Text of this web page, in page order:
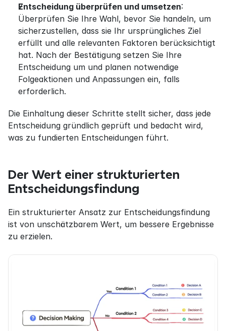
Entscheidung überprüfen und umsetzen:
Überprüfen Sie Ihre Wahl, bevor Sie handeln, um
sicherzustellen, dass sie Ihr ursprüngliches Ziel
erfüllt und alle relevanten Faktoren berücksichtigt
hat. Nach der Bestätigung setzen Sie Ihre
Entscheidung um und planen notwendige
Folgeaktionen und Anpassungen ein, falls
erforderlich.
Die Einhaltung dieser Schritte stellt sicher, dass jede
Entscheidung gründlich geprüft und bedacht wird,
was zu fundierten Entscheidungen führt.
Der Wert einer strukturierten
Entscheidungsfindung
Ein strukturierter Ansatz zur Entscheidungsfindung
ist von unschätzbarem Wert, um bessere Ergebnisse
zu erzielen.